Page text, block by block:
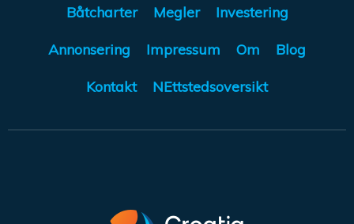
Båtcharter Megler Investering
Annonsering Impressum Om Blog
Kontakt NEttstedsoversikt